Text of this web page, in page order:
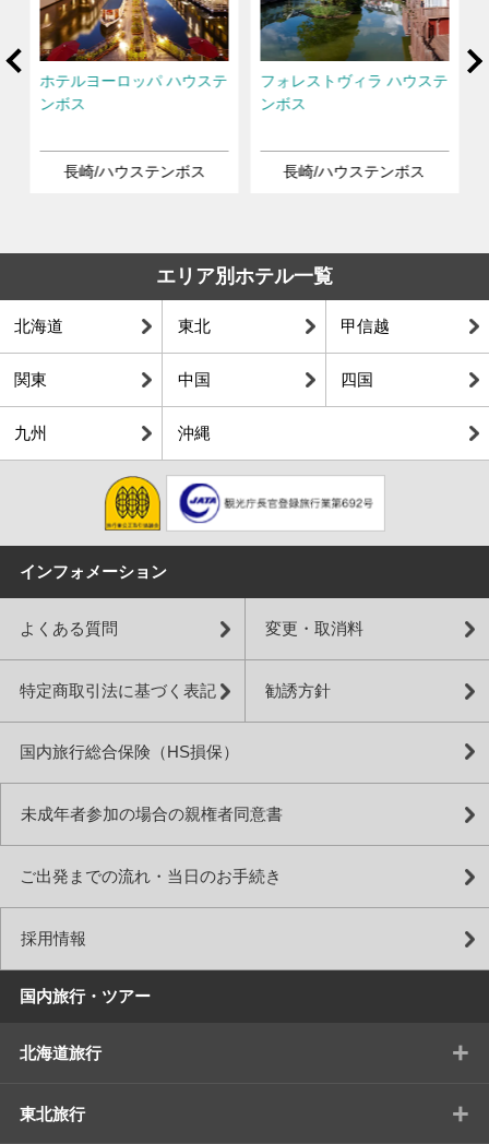
ホテルヨーロッパ ハウステ
ンボス
長崎/ハウステンボス
フォレストヴィラ ハウステ
ンボス
長崎/ハウステンボス
エリア別ホテル一覧
北海道 東北 甲信越
関東 中国 四国
九州 沖縄
インフォメーション
よくある質問 変更・取消料
特定商取引法に基づく表記 勧誘方針
国内旅行総合保険（HS損保）
未成年者参加の場合の親権者同意書
ご出発までの流れ・当日のお手続き
採用情報
国内旅行・ツアー
北海道旅行 +
東北旅行 +